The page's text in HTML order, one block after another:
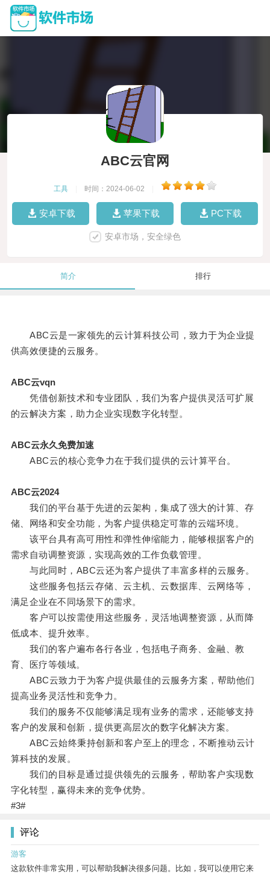
ABC云官网
工具 时间：2024-06-02
安卓下载 苹果下载 PC下载
安卓市场，安全绿色
简介 排行
ABC云是一家领先的云计算科技公司，致力于为企业提
供高效便捷的云服务。
ABC云vqn
凭借创新技术和专业团队，我们为客户提供灵活可扩展
的云解决方案，助力企业实现数字化转型。
ABC云永久免费加速
ABC云的核心竞争力在于我们提供的云计算平台。
ABC云2024
我们的平台基于先进的云架构，集成了强大的计算、存
储、网络和安全功能，为客户提供稳定可靠的云端环境。
该平台具有高可用性和弹性伸缩能力，能够根据客户的
需求自动调整资源，实现高效的工作负载管理。
与此同时，ABC云还为客户提供了丰富多样的云服务。
这些服务包括云存储、云主机、云数据库、云网络等，
满足企业在不同场景下的需求。
客户可以按需使用这些服务，灵活地调整资源，从而降
低成本、提升效率。
我们的客户遍布各行各业，包括电子商务、金融、教
育、医疗等领域。
ABC云致力于为客户提供最佳的云服务方案，帮助他们
提高业务灵活性和竞争力。
我们的服务不仅能够满足现有业务的需求，还能够支持
客户的发展和创新，提供更高层次的数字化解决方案。
ABC云始终秉持创新和客户至上的理念，不断推动云计
算科技的发展。
我们的目标是通过提供领先的云服务，帮助客户实现数
字化转型，赢得未来的竞争优势。
#3#
评论
游客
这款软件非常实用，可以帮助我解决很多问题。比如，我可以使用它来